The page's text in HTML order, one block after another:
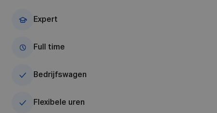
Expert
Full time
Bedrijfswagen
Flexibele uren